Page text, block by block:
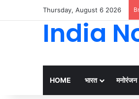
Thursday, August 6 2026
India
HOME भारत मनोरंजन